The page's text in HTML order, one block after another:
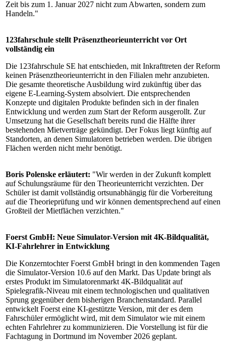
Zeit bis zum 1. Januar 2027 nicht zum Abwarten, sondern zum
Handeln."
123fahrschule stellt Präsenztheorieunterricht vor Ort
vollständig ein
Die 123fahrschule SE hat entschieden, mit Inkrafttreten der Reform
keinen Präsenztheorieunterricht in den Filialen mehr anzubieten.
Die gesamte theoretische Ausbildung wird zukünftig über das
eigene E-Learning-System absolviert. Die entsprechenden
Konzepte und digitalen Produkte befinden sich in der finalen
Entwicklung und werden zum Start der Reform ausgerollt. Zur
Umsetzung hat die Gesellschaft bereits rund die Hälfte ihrer
bestehenden Mietverträge gekündigt. Der Fokus liegt künftig auf
Standorten, an denen Simulatoren betrieben werden. Die übrigen
Flächen werden nicht mehr benötigt.
Boris Polenske erläutert: "Wir werden in der Zukunft komplett
auf Schulungsräume für den Theorieunterricht verzichten. Der
Schüler ist damit vollständig ortsunabhängig für die Vorbereitung
auf die Theorieprüfung und wir können dementsprechend auf einen
Großteil der Mietflächen verzichten."
Foerst GmbH: Neue Simulator-Version mit 4K-Bildqualität,
KI-Fahrlehrer in Entwicklung
Die Konzerntochter Foerst GmbH bringt in den kommenden Tagen
die Simulator-Version 10.6 auf den Markt. Das Update bringt als
erstes Produkt im Simulatorenmarkt 4K-Bildqualität auf
Spielegrafik-Niveau mit einem technologischen und qualitativen
Sprung gegenüber dem bisherigen Branchenstandard. Parallel
entwickelt Foerst eine KI-gestützte Version, mit der es dem
Fahrschüler ermöglicht wird, mit dem Simulator wie mit einem
echten Fahrlehrer zu kommunizieren. Die Vorstellung ist für die
Fachtagung in Dortmund im November 2026 geplant.